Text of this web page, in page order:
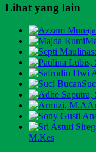
Lihat yang lain
M.Kes